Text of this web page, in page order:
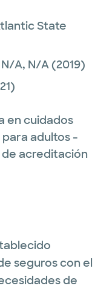
State
N/A, N/A(2019)
en cuidados
adultos -
acreditación
seguros con el
de